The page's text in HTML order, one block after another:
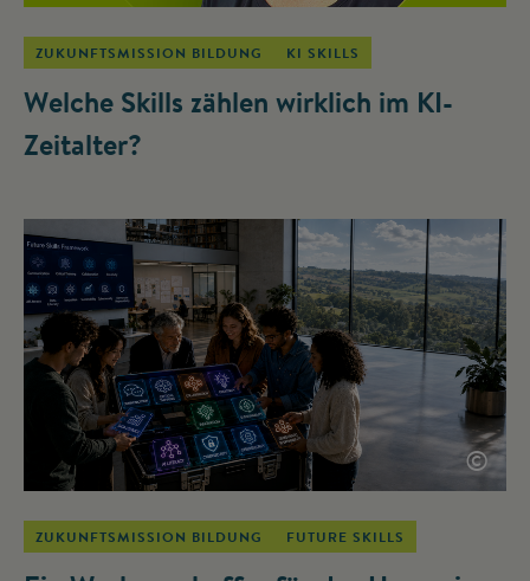
ZUKUNFTSMISSION BILDUNG KI SKILLS
Welche Skills zählen wirklich im KI-
Zeitalter?
©
ZUKUNFTSMISSION BILDUNG FUTURE SKILLS